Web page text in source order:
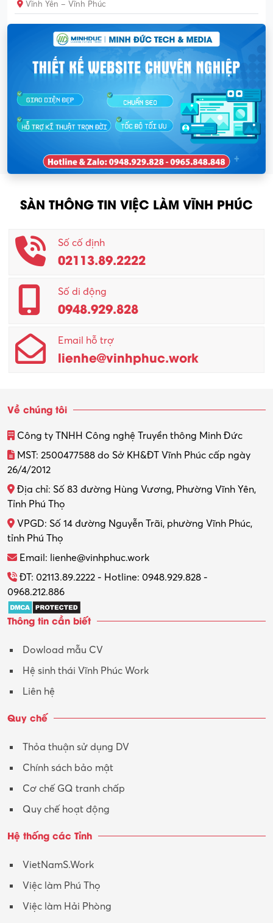
Vĩnh Yên – Vĩnh Phúc
SÀN THÔNG TIN VIỆC LÀM VĨNH PHÚC
Số cố định
02113.89.2222
Số di động
0948.929.828
Email hỗ trợ
lienhe@vinhphuc.work
Về chúng tôi
Công ty TNHH Công nghệ Truyền thông Minh Đức
MST: 2500477588 do Sở KH&ĐT Vĩnh Phúc cấp ngày
26/4/2012
Địa chỉ: Số 83 đường Hùng Vương, Phường Vĩnh Yên,
Tỉnh Phú Thọ
VPGD: Số 14 đường Nguyễn Trãi, phường Vĩnh Phúc,
tỉnh Phú Thọ
Email: lienhe@vinhphuc.work
ĐT: 02113.89.2222 - Hotline: 0948.929.828 -
0968.212.886
Thông tin cần biết
Dowload mẫu CV
Hệ sinh thái Vĩnh Phúc Work
Liên hệ
Quy chế
Thỏa thuận sử dụng DV
Chính sách bảo mật
Cơ chế GQ tranh chấp
Quy chế hoạt động
Hệ thống các Tỉnh
VietNamS.Work
Việc làm Phú Thọ
Việc làm Hải Phòng